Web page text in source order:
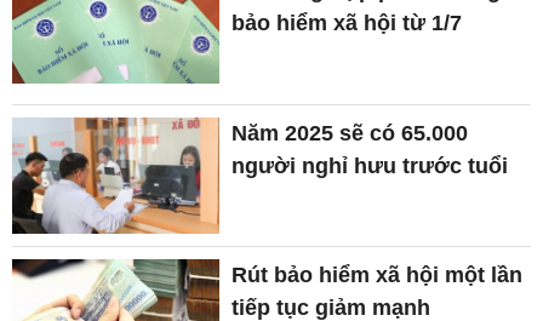
bảo hiểm xã hội từ 1/7
Năm 2025 sẽ có 65.000
người nghỉ hưu trước tuổi
Rút bảo hiểm xã hội một lần
tiếp tục giảm mạnh